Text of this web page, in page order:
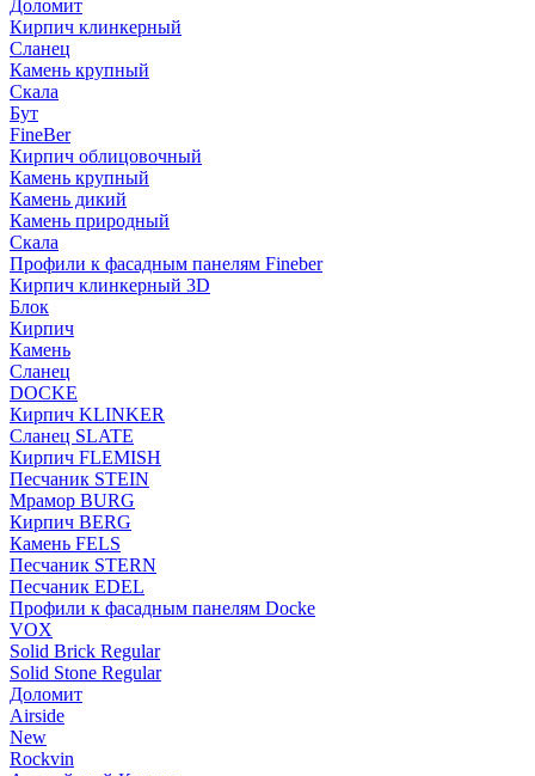
Доломит
Кирпич клинкерный
Сланец
Камень крупный
Скала
Бут
FineBer
Кирпич облицовочный
Камень крупный
Камень дикий
Камень природный
Скала
Профили к фасадным панелям Fineber
Кирпич клинкерный 3D
Блок
Кирпич
Камень
Сланец
DOCKE
Кирпич KLINKER
Сланец SLATE
Кирпич FLEMISH
Пес­ча­ник STEIN
Мрамор BURG
Кирпич BERG
Камень FELS
Пес­ча­ник STERN
Пес­ча­ник EDEL
Профили к фасадным панелям Docke
VOX
Solid Brick Regular
Solid Stone Regular
Доломит
Airside
New
Rockvin